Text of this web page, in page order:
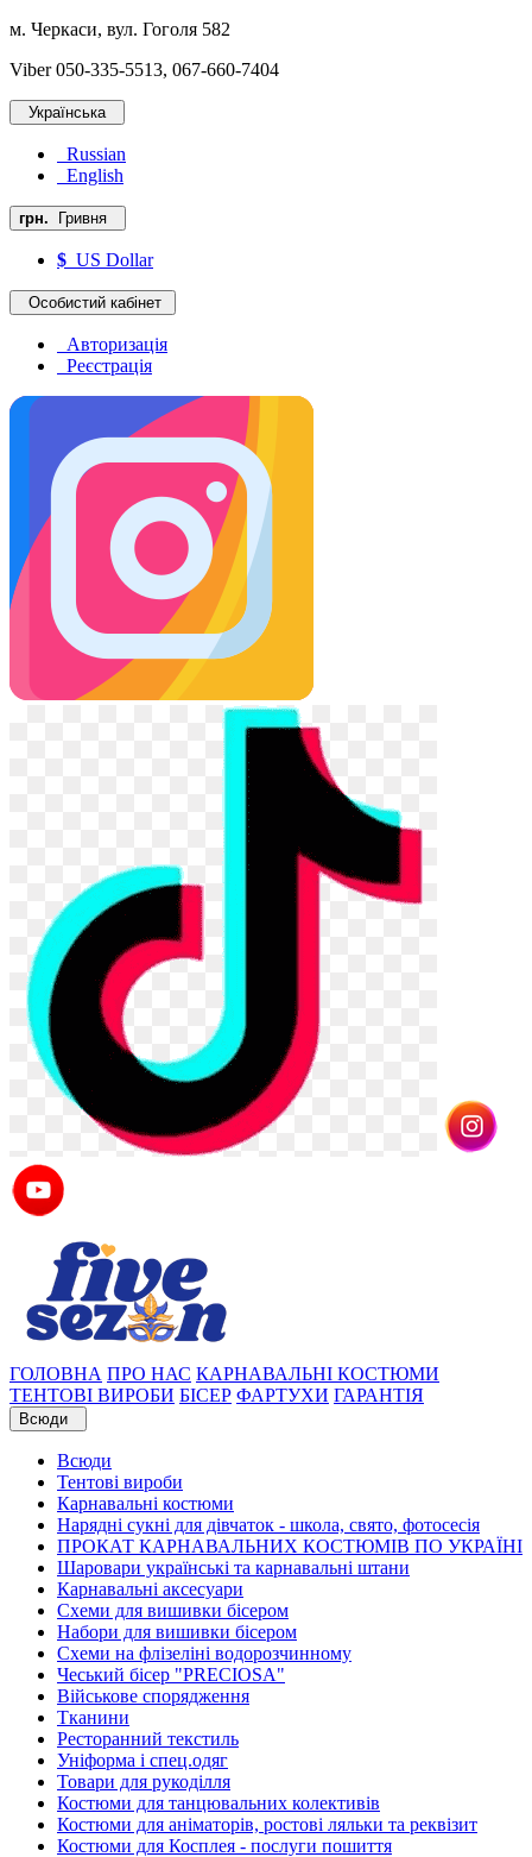
м. Черкаси, вул. Гоголя 582
Viber 050-335-5513, 067-660-7404
Українська
Russian
English
грн. Гривня
$ US Dollar
Особистий кабінет
Авторизація
Реєстрація
ГОЛОВНА ПРО НАС КАРНАВАЛЬНІ КОСТЮМИ
ТЕНТОВІ ВИРОБИ БІСЕР ФАРТУХИ ГАРАНТІЯ
Всюди
Всюди
Тентові вироби
Карнавальні костюми
Нарядні сукні для дівчаток - школа, свято, фотосесія
ПРОКАТ КАРНАВАЛЬНИХ КОСТЮМІВ ПО УКРАЇНІ
Шаровари українські та карнавальні штани
Карнавальні аксесуари
Схеми для вишивки бісером
Набори для вишивки бісером
Схеми на флізеліні водорозчинному
Чеський бісер "PRECIOSA"
Військове спорядження
Тканини
Ресторанний текстиль
Уніформа і спец.одяг
Товари для рукоділля
Костюми для танцювальних колективів
Костюми для аніматорів, ростові ляльки та реквізит
Костюми для Косплея - послуги пошиття